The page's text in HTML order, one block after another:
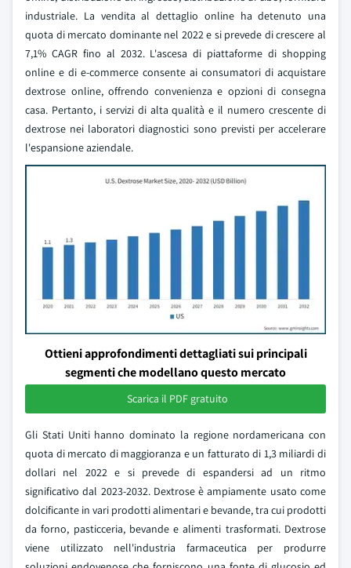
industriale. La vendita al dettaglio online ha detenuto una
quota di mercato dominante nel 2022 e si prevede di crescere al
7,1% CAGR fino al 2032. L'ascesa di piattaforme di shopping
online e di e-commerce consente ai consumatori di acquistare
dextrose online, offrendo convenienza e opzioni di consegna
casa. Pertanto, i servizi di alta qualità e il numero crescente di
dextrose nei laboratori diagnostici sono previsti per accelerare
l'espansione aziendale.
Ottieni approfondimenti dettagliati sui principali
segmenti che modellano questo mercato
Scarica il PDF gratuito
Gli Stati Uniti hanno dominato la regione nordamericana con
quota di mercato di maggioranza e un fatturato di 1,3 miliardi di
dollari nel 2022 e si prevede di espandersi ad un ritmo
significativo dal 2023-2032. Dextrose è ampiamente usato come
dolcificante in vari prodotti alimentari e bevande, tra cui prodotti
da forno, pasticceria, bevande e alimenti trasformati. Dextrose
viene utilizzato nell'industria farmaceutica per produrre